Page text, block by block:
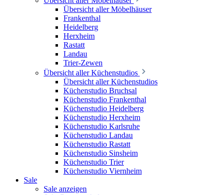
Übersicht aller Möbelhäuser
Frankenthal
Heidelberg
Herxheim
Rastatt
Landau
Trier-Zewen
Übersicht aller Küchenstudios
Übersicht aller Küchenstudios
Küchenstudio Bruchsal
Küchenstudio Frankenthal
Küchenstudio Heidelberg
Küchenstudio Herxheim
Küchenstudio Karlsruhe
Küchenstudio Landau
Küchenstudio Rastatt
Küchenstudio Sinsheim
Küchenstudio Trier
Küchenstudio Viernheim
Sale
Sale anzeigen